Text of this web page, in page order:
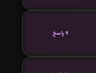
9 پاسخ